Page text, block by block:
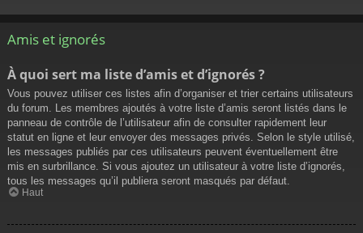
Amis et ignorés
À quoi sert ma liste d’amis et d’ignorés ?
Vous pouvez utiliser ces listes afin d’organiser et trier certains utilisateurs
du forum. Les membres ajoutés à votre liste d’amis seront listés dans le
panneau de contrôle de l’utilisateur afin de consulter rapidement leur
statut en ligne et leur envoyer des messages privés. Selon le style utilisé,
les messages publiés par ces utilisateurs peuvent éventuellement être
mis en surbrillance. Si vous ajoutez un utilisateur à votre liste d’ignorés,
tous les messages qu’il publiera seront masqués par défaut.
Haut